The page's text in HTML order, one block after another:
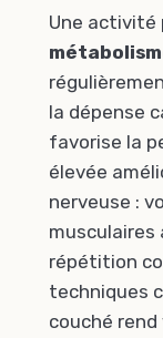
Une activité
la dépense
favorise la
élevée
nerveuse :
musculaires
répétition
techniques
couché